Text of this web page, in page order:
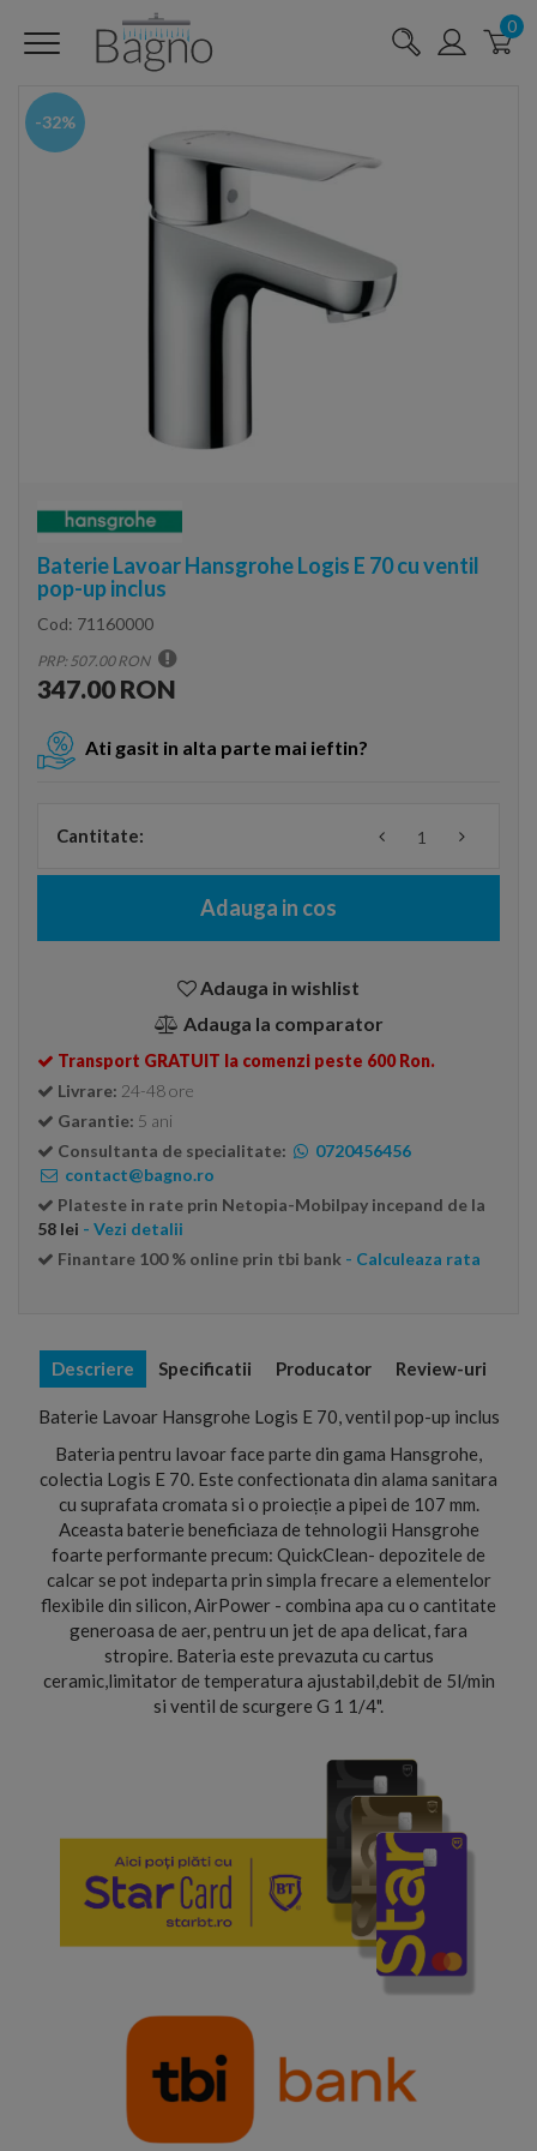
0
-32%
Baterie Lavoar Hansgrohe Logis E 70 cu ventil
pop-up inclus
Cod: 71160000
PRP: 507.00 RON
347.00 RON
Ati gasit in alta parte mai ieftin?
Cantitate:
Adauga in cos
Adauga in wishlist
Adauga la comparator
Transport GRATUIT la comenzi peste 600 Ron.
Livrare: 24-48 ore
Garantie: 5 ani
Consultanta de specialitate:
0720456456
contact@bagno.ro
Plateste in rate prin Netopia-Mobilpay incepand de la
58 lei - Vezi detalii
Finantare 100 % online prin tbi bank - Calculeaza rata
Descriere Specificatii Producator Review-uri
Baterie Lavoar Hansgrohe Logis E 70, ventil pop-up inclus
Bateria pentru lavoar face parte din gama Hansgrohe,
colectia Logis E 70. Este confectionata din alama sanitara
cu suprafata cromata si o proiecție a pipei de 107 mm.
Aceasta baterie beneficiaza de tehnologii Hansgrohe
foarte performante precum: QuickClean- depozitele de
calcar se pot indeparta prin simpla frecare a elementelor
flexibile din silicon, AirPower - combina apa cu o cantitate
generoasa de aer, pentru un jet de apa delicat, fara
stropire. Bateria este prevazuta cu cartus
ceramic,limitator de temperatura ajustabil,debit de 5l/min
si ventil de scurgere G 1 1/4".